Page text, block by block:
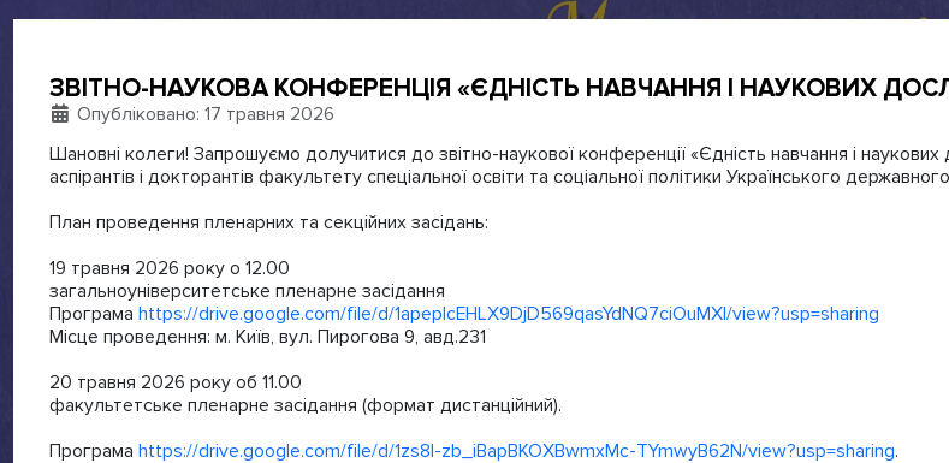
ЗВІТНО-НАУКОВА КОНФЕРЕНЦІЯ «ЄДНІСТЬ НАВЧАННЯ І НАУКОВИХ
Деталі
Опубліковано: 17 травня 2026
Шановні колеги! Запрошуємо долучитися до звітно-наукової конференції «Єдність навчання і
аспірантів і докторантів факультету спеціальної освіти та соціальної політики Українського
План проведення пленарних та секційних засідань:
19 травня 2026 року о 12.00
загальноуніверситетське пленарне засідання
Програма https://drive.google.com/file/d/1apeplcEHLX9DjD569qasYdNQ7ciOuMXl/view?usp=sharing
Місце проведення: м. Київ, вул. Пирогова 9, авд.231
20 травня 2026 року об 11.00
факультетське пленарне засідання (формат дистанційний).
Програма https://drive.google.com/file/d/1zs8l-zb_iBapBKOXBwmxMc-TYmwyB62N/view?usp=sharing.